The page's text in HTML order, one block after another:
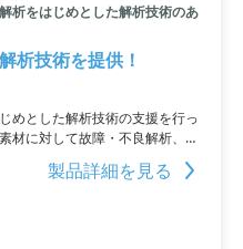
析をはじめとした解析技術のあ
析技術を提供！
めとした解析技術の支援を行っ
材に対して故障・不良解析、構
サポートを提供。分析・解析技
おり、お客様の問題解決に貢献
製品詳細を見る